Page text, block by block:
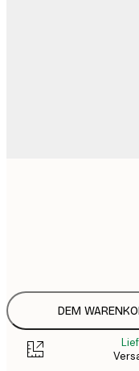
DEM